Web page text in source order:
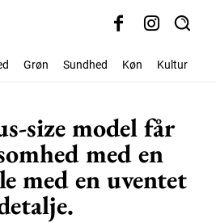
Grøn Sundhed Køn Kultur
size model får
med en
med en uventet